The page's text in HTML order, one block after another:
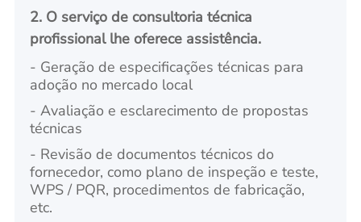
2. O serviço de consultoria técnica
profissional lhe oferece assistência.
- Geração de especificações técnicas para
adoção no mercado local
- Avaliação e esclarecimento de propostas
técnicas
- Revisão de documentos técnicos do
fornecedor, como plano de inspeção e teste,
WPS / PQR, procedimentos de fabricação,
etc.